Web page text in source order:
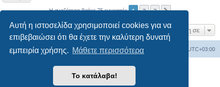
Αυτή η ιστοσελίδα χρησιμοποιεί cookies για να
επιβεβαιώσει ότι θα έχετε την καλύτερη δυνατή
εμπειρία χρήσης. Μάθετε περισσότερα
Το κατάλαβα!
Η αναζήτηση βρήκε 75 εγγραφές 1 2 3 Επόμενη
Μετάβαση σε
Ευρετήριο Δ. Συζήτησης Όλοι οι χρόνοι είναι UTC+03:00
Δημιουργήθηκε απόphpBB® Forum Software © phpBB Limited
phpbbgr.com